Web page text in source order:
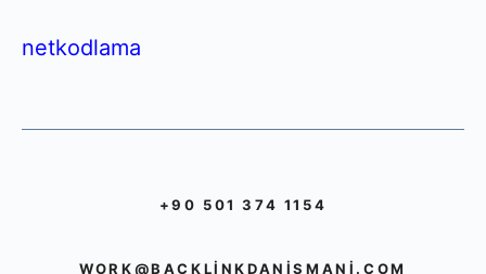
netkodlama
+90 501 374 1154
WORK@BACKLINKDANISMANI.COM